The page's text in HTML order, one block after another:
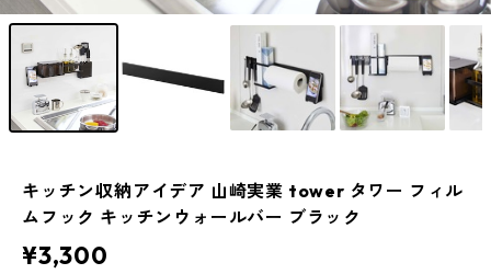
キッチン収納アイデア 山崎実業 tower タワー フィル
ムフック キッチンウォールバー ブラック
¥3,300